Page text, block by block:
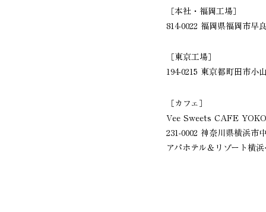
［本社・福岡工場］
814-0022 福岡県福岡市早
［東京工場］
194-0215 東京都町田市小
［カフェ］
Vee Sweets CAFE
231-0002 神奈川県横浜市
アパホテル＆リゾート横